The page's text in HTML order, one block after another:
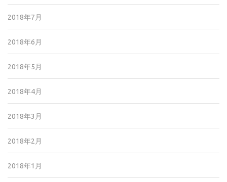
2018年7月
2018年6月
2018年5月
2018年4月
2018年3月
2018年2月
2018年1月